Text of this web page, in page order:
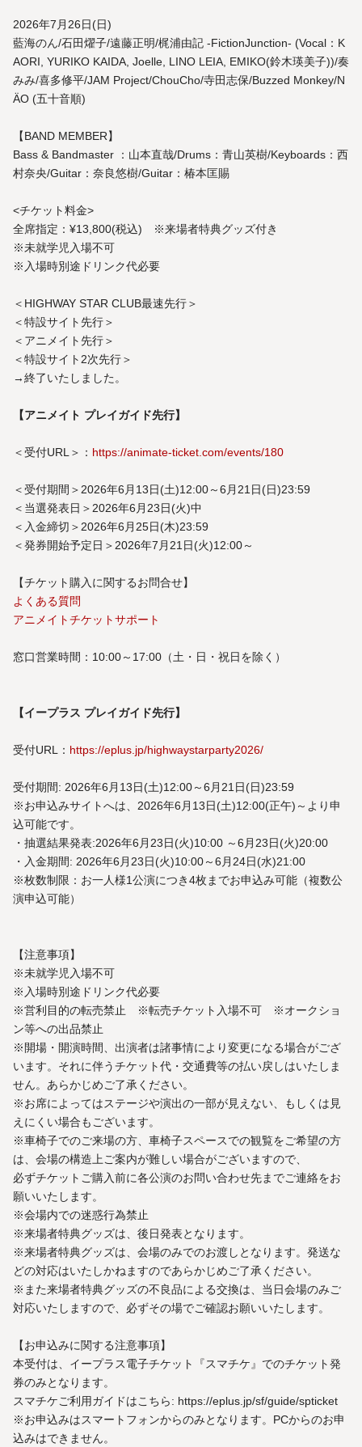
2026年7月26日(日)
藍海のん/石田燿子/遠藤正明/梶浦由記 -FictionJunction- (Vocal：K
AORI, YURIKO KAIDA, Joelle, LINO LEIA, EMIKO(鈴木瑛美子))/奏
みみ/喜多修平/JAM Project/ChouCho/寺田志保/Buzzed Monkey/N
ÄO (五十音順)
【BAND MEMBER】
Bass & Bandmaster ：山本直哉/Drums：青山英樹/Keyboards：西
村奈央/Guitar：奈良悠樹/Guitar：椿本匡賜
<チケット料金>
全席指定：¥13,800(税込) ※来場者特典グッズ付き
※未就学児入場不可
※入場時別途ドリンク代必要
＜HIGHWAY STAR CLUB最速先行＞
＜特設サイト先行＞
＜アニメイト先行＞
＜特設サイト2次先行＞
→終了いたしました。
【アニメイト プレイガイド先行】
＜受付URL＞： https://animate-ticket.com/events/180
＜受付期間＞2026年6月13日(土)12:00～6月21日(日)23:59
＜当選発表日＞2026年6月23日(火)中
＜入金締切＞2026年6月25日(木)23:59
＜発券開始予定日＞2026年7月21日(火)12:00～
【チケット購入に関するお問合せ】
よくある質問
アニメイトチケットサポート
窓口営業時間：10:00～17:00（土・日・祝日を除く）​​
【イープラス プレイガイド先行】
受付URL： https://eplus.jp/highwaystarparty2026/
受付期間: 2026年6月13日(土)12:00～6月21日(日)23:59
※お申込みサイトへは、2026年6月13日(土)12:00(正午)～より申
込可能です。
・抽選結果発表:2026年6月23日(火)10:00 ～6月23日(火)20:00
・入金期間: 2026年6月23日(火)10:00～6月24日(水)21:00
※枚数制限：お一人様1公演につき4枚までお申込み可能（複数公
演申込可能）
【注意事項】
※未就学児入場不可
※入場時別途ドリンク代必要
※営利目的の転売禁止 ※転売チケット入場不可 ※オークショ
ン等への出品禁止
※開場・開演時間、出演者は諸事情により変更になる場合がござ
います。それに伴うチケット代・交通費等の払い戻しはいたしま
せん。あらかじめご了承ください。
※お席によってはステージや演出の一部が見えない、もしくは見
えにくい場合もございます。
※車椅子でのご来場の方、車椅子スペースでの観覧をご希望の方
は、会場の構造上ご案内が難しい場合がございますので、
必ずチケットご購入前に各公演のお問い合わせ先までご連絡をお
願いいたします。
※会場内での迷惑行為禁止
※来場者特典グッズは、後日発表となります。
※来場者特典グッズは、会場のみでのお渡しとなります。発送な
どの対応はいたしかねますのであらかじめご了承ください。
※また来場者特典グッズの不良品による交換は、当日会場のみご
対応いたしますので、必ずその場でご確認お願いいたします。
【お申込みに関する注意事項】
本受付は、イープラス電子チケット『スマチケ』でのチケット発
券のみとなります。
スマチケご利用ガイドはこちら: https://eplus.jp/sf/guide/spticket
※お申込みはスマートフォンからのみとなります。PCからのお申
込みはできません。